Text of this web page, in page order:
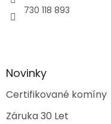
730 118 893
Novinky
Certifikované komíny
Záruka 30 Let